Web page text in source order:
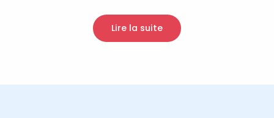
Lire la suite